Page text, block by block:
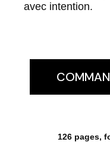
avec intention.
126 pages,